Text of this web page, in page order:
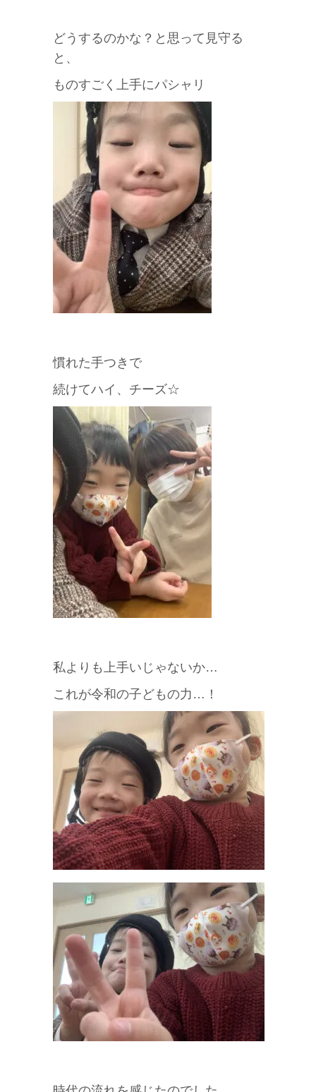
どうするのかな？と思って見守る
と、
ものすごく上手にパシャリ
慣れた手つきで
続けてハイ、チーズ☆
私よりも上手いじゃないか…
これが令和の子どもの力…！